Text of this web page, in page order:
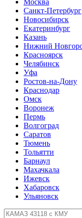
Москва
Санкт-Петербург
Новосибирск
Екатеринбург
Казань
Нижний
Красноярск
Челябинск
Уфа
Ростов-на-Дону
Краснодар
Омск
Воронеж
Пермь
Волгоград
Саратов
Тюмень
Тольятти
Барнаул
Махачкала
Ижевск
Хабаровск
Ульяновск